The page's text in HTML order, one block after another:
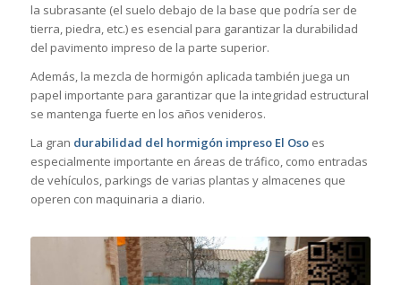
la subrasante (el suelo debajo de la base que podría ser de
tierra, piedra, etc.) es esencial para garantizar la durabilidad
del pavimento impreso de la parte superior.
Además, la mezcla de hormigón aplicada también juega un
papel importante para garantizar que la integridad estructural
se mantenga fuerte en los años venideros.
La gran durabilidad del hormigón impreso El Osoes
especialmente importante en áreas de tráfico, como entradas
de vehículos, parkings de varias plantas y almacenes que
operen con maquinaria a diario.